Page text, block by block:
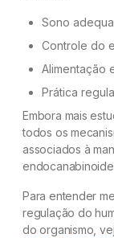
Sono
Controle do
Alimentação
Prática
Embora mais
todos os
associados à
Para entender
regulação do
do organismo,